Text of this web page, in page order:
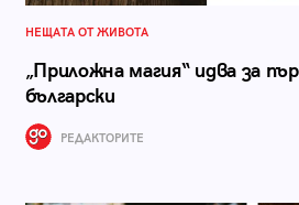
НЕЩАТА ОТ ЖИВОТА
„Приложна магия“ идва за
български
РЕДАКТОРИТЕ